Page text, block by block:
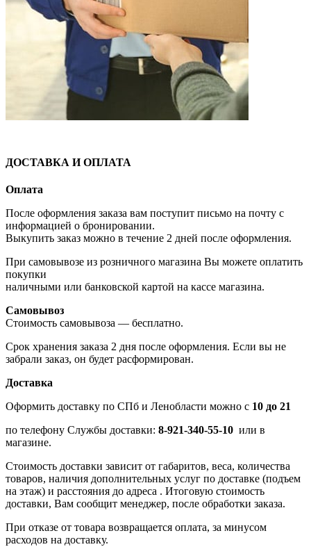
ДОСТАВКА И ОПЛАТА
Оплата
После оформления заказа вам поступит письмо на почту с
информацией о бронировании.
Выкупить заказ можно в течение 2 дней после оформления.
При самовывозе из розничного магазина Вы можете оплатить
покупки
наличными или банковской картой на кассе магазина.
Самовывоз
Стоимость самовывоза — бесплатно.
Срок хранения заказа 2 дня после оформления. Если вы не
забрали заказ, он будет расформирован.
Доставка
Оформить доставку по СПб и Ленобласти можно с 10 до 21
по телефону Службы доставки: 8-921-340-55-10 или в
магазине.
Стоимость доставки зависит от габаритов, веса, количества
товаров, наличия дополнительных услуг по доставке (подъем
на этаж) и расстояния до адреса . Итоговую стоимость
доставки, Вам сообщит менеджер, после обработки заказа.
При отказе от товара возвращается оплата, за минусом
расходов на доставку.